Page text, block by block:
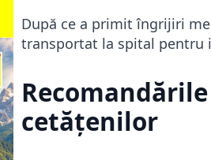
După ce a primit îngrijiri
transportat la spital pentru
cetățenilor